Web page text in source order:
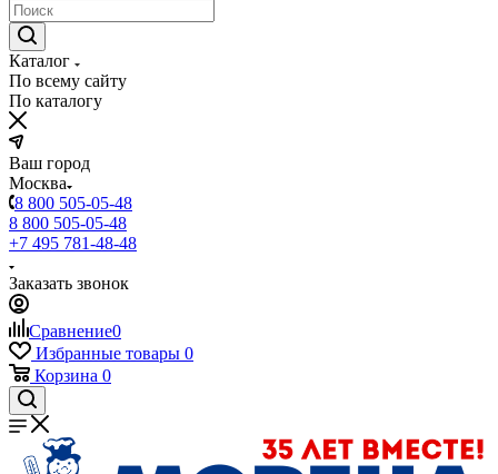
Каталог
По всему сайту
По каталогу
Ваш город
Москва
8 800 505-05-48
8 800 505-05-48
+7 495 781-48-48
Заказать звонок
Сравнение0
Избранные товары 0
Корзина 0